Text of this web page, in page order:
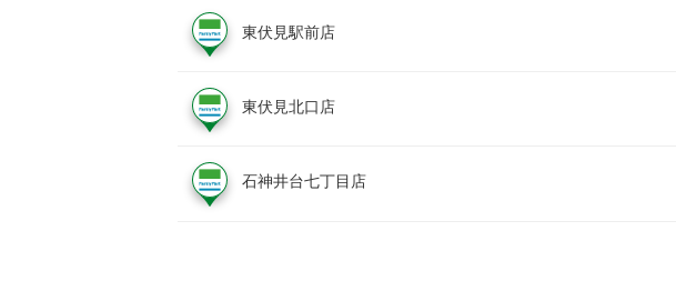
東伏見駅前店
東伏見北口店
石神井台七丁目店